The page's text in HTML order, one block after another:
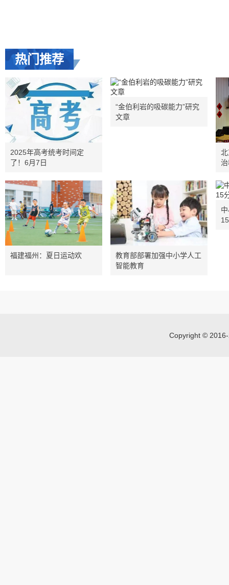
热门推荐
2025年高考统考时间定
了！6月7日
“金伯利岩的吸碳能力”研究
文章
福建福州：夏日运动欢
教育部部署加强中小学人工
智能教育
Copyright ©